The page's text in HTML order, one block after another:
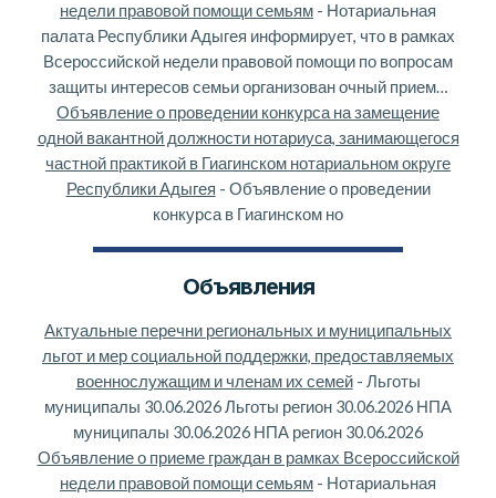
недели правовой помощи семьям - Нотариальная
палата Республики Адыгея информирует, что в рамках
Всероссийской недели правовой помощи по вопросам
защиты интересов семьи организован очный прием…
Объявление о проведении конкурса на замещение
одной вакантной должности нотариуса, занимающегося
частной практикой в Гиагинском нотариальном округе
Республики Адыгея - Объявление о проведении
конкурса в Гиагинском но
Объявления
Актуальные перечни региональных и муниципальных
льгот и мер социальной поддержки, предоставляемых
военнослужащим и членам их семей - Льготы
муниципалы 30.06.2026 Льготы регион 30.06.2026 НПА
муниципалы 30.06.2026 НПА регион 30.06.2026
Объявление о приеме граждан в рамках Всероссийской
недели правовой помощи семьям - Нотариальная